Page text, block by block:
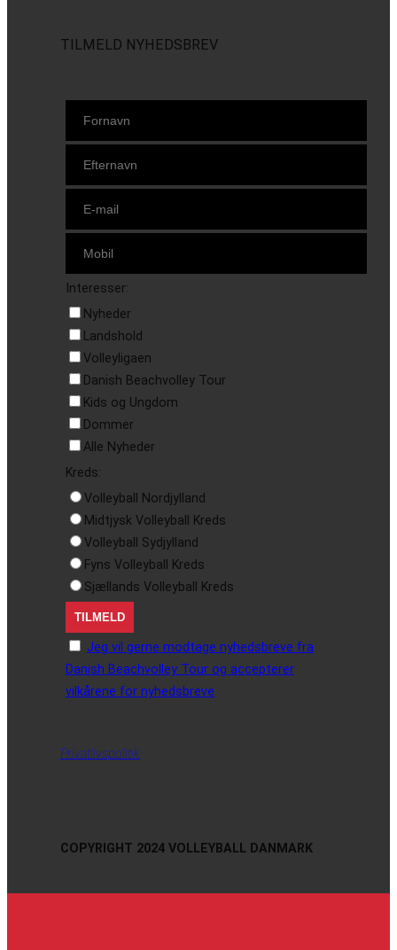
TILMELD NYHEDSBREV
Interesser:
Nyheder
Landshold
Volleyligaen
Danish Beachvolley Tour
Kids og Ungdom
Dommer
Alle Nyheder
Kreds:
Volleyball Nordjylland
Midtjysk Volleyball Kreds
Volleyball Sydjylland
Fyns Volleyball Kreds
Sjællands Volleyball Kreds
Jeg vil gerne modtage nyhedsbreve fra
Danish Beachvolley Tour og accepterer
vilkårene for nyhedsbreve
Privatlivspolitik
COPYRIGHT 2024 VOLLEYBALL DANMARK